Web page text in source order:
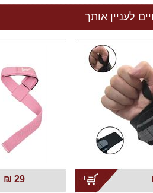
לעניין אותך
;
29
₪